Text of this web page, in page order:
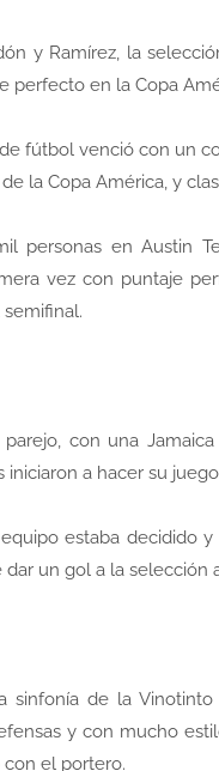
y Ramírez, la
perfecto en la Copa
fútbol venció con un
la Copa América, y
personas en Austin
vez con puntaje
con una
a hacer su
estaba decidido
un gol a la selección
sinfonía de la
y con mucho
el portero.